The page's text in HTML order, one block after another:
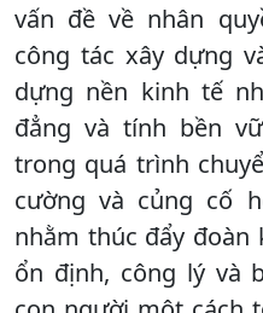
vấn đề về nhân
công tác xây dựng
dựng nền kinh tế
đẳng và tính bền
trong quá trình
cường và củng cố
nhằm thúc đẩy đoàn
ổn định, công lý và